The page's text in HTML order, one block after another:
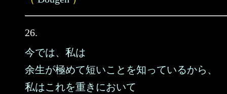
26.
今では、私は
余生が極めて短いことを知っているから、
私はこれを重きにおいて